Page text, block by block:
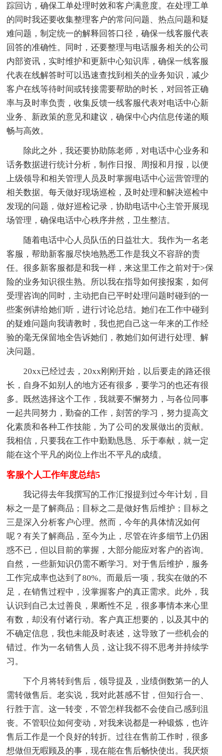
踪回访，确保工单处理时效和客户满意度。在处理工单
的同时我还要收集整理客户的常问问题、热点问题和疑
难问题，制定统一的解释回答口径，确保一线客服代表
回答的准确性。同时，还要整理与电话服务相关的公司
内部资讯，实时维护和更新中心知识库，确保一线客服
代表在线解答时可以迅速查找到相关的业务知识，减少
客户在线等待时间或转接需要帮助的时长，对回答正确
率与及时率负责，收集反馈一线客服代表对电话中心新
业务、新政策的意见和建议，确保中心内信息传递的顺
畅与高效。
除此之外，我还要协助陈老师，对电话中心业务和
话务数据进行统计分析，制作日报、周报和月报，以便
上级领导和相关管理人员及时掌握电话中心运营管理的
相关数据。每天做好现场巡检，及时处理和解决巡检中
发现的问题，做好巡检记录，协助电话中心主管开展现
场管理，确保电话中心秩序井然，卫生整洁。
随着电话中心人员队伍的日益壮大。我作为一名老
客服，帮助新客服尽快地熟悉工作是我义不容辞的责
任。很多新客服都是和我一样，来这里工作之前对于>保
险的业务知识很生熟。所以我在指导如何接报案，如何
受理咨询的同时，主动把自已平时处理问题时碰到的一
些案例讲给她们听，进行讨论总结。她们在工作中碰到
的疑难问题向我请教时，我也把自己这一年来的工作经
验的毫无保留地全告诉她们，教她们如何进行处理、解
决问题。
20xx已经过去，20xx刚刚开始，以后要走的路还很
长，自身不如别人的地方还有很多，要学习的也还有很
多。既然选择这个工作，我就要不懈努力，与各位同事
一起共同努力，勤奋的工作，刻苦的学习，努力提高文
化素质和各种工作技能，为了公司的发展做出的贡献。
我相信，只要我在工作中勤勤恳恳、乐于奉献，就一定
能在这个平凡的岗位上作出不平凡的成绩。
客服个人工作年度总结5
我记得去年我撰写的工作汇报提到过今年计划，目
标之一是了解商品；目标之二是做好售后维护；目标之
三是深入分析客户心理。然而，今年的具体情况如何
呢？有关了解商品，至今为止，尽管在许多细节上仍困
惑不已，但以目前的掌握，大部分能应对客户的咨询。
自然，一些新知识仍需不断学习。对于售后维护，服务
工作完成率也达到了80%。而最后一项，我实在做的不
足，在销售过程中，没掌握客户的真正需求。此外，我
认识到自己太过善良，果断性不足，很多事情本来心里
有数，却没有付诸行动。客户真正想要的，以及其中的
不确定信息，我也未能及时表述，这导致了一些机会的
错过。作为一名销售人员，这让我不得不思考并持续学
习。
下个月将转到售后，领导提及，业绩倒数第一的人
需转做售后。老实说，我对此甚感不甘，但知行合一、
行胜于言。这一转变，不管怎样我都不会使自己感到沮
丧。不管职位如何变动，对我来说都是一种锻炼，也许
售后工作是一个良好的转折。过往在售前工作时，很多
想做但无暇顾及的事，现在能在售后畅快使出。我厌烦